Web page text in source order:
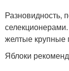
Разновидность,
желтые крупные
Яблоки